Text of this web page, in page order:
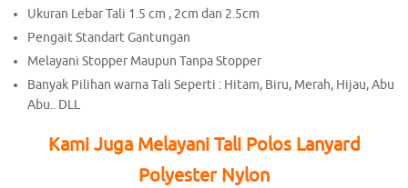
Ukuran Lebar Tali 1.5 cm , 2cm dan 2.5cm
Pengait Standart Gantungan
Melayani Stopper Maupun Tanpa Stopper
Banyak Pilihan warna Tali Seperti : Hitam, Biru, Merah, Hijau, Abu
Abu.. DLL
Kami Juga Melayani Tali Polos Lanyard
Polyester Nylon